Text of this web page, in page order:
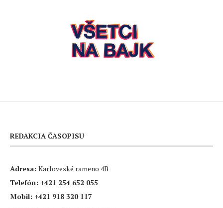
REDAKCIA ČASOPISU
Adresa: Karloveské rameno 4B
Telefón: +421 254 652 055
Mobil: +421 918 320 117